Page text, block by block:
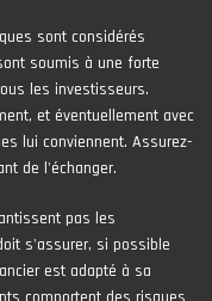
sont considérés
soumis à une forte
les investisseurs.
et éventuellement avec
lui conviennent. Assurez-
de l'échanger.
pas les
s'assurer, si possible
est adapté à sa